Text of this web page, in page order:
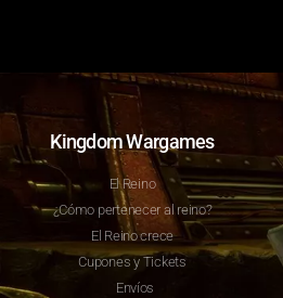
Kingdom Wargames
El Reino
¿Cómo pertenecer al reino?
El Reino crece
Cupones y Tickets
Envíos